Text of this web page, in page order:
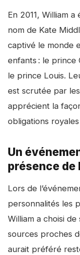
En 2011, William
nom de Kate
captivé le monde
enfants : le prince
le prince Louis.
est scrutée par
apprécient la
obligations
Un
présence de
Lors de
personnalités les
William a choisi
sources proches
aurait préféré